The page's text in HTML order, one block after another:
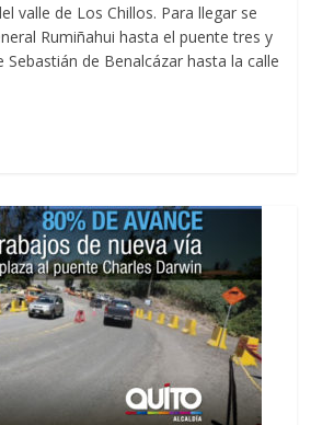
valle de Los Chillos. Para llegar se
Rumiñahui hasta el puente tres y
Sebastián de Benalcázar hasta la calle